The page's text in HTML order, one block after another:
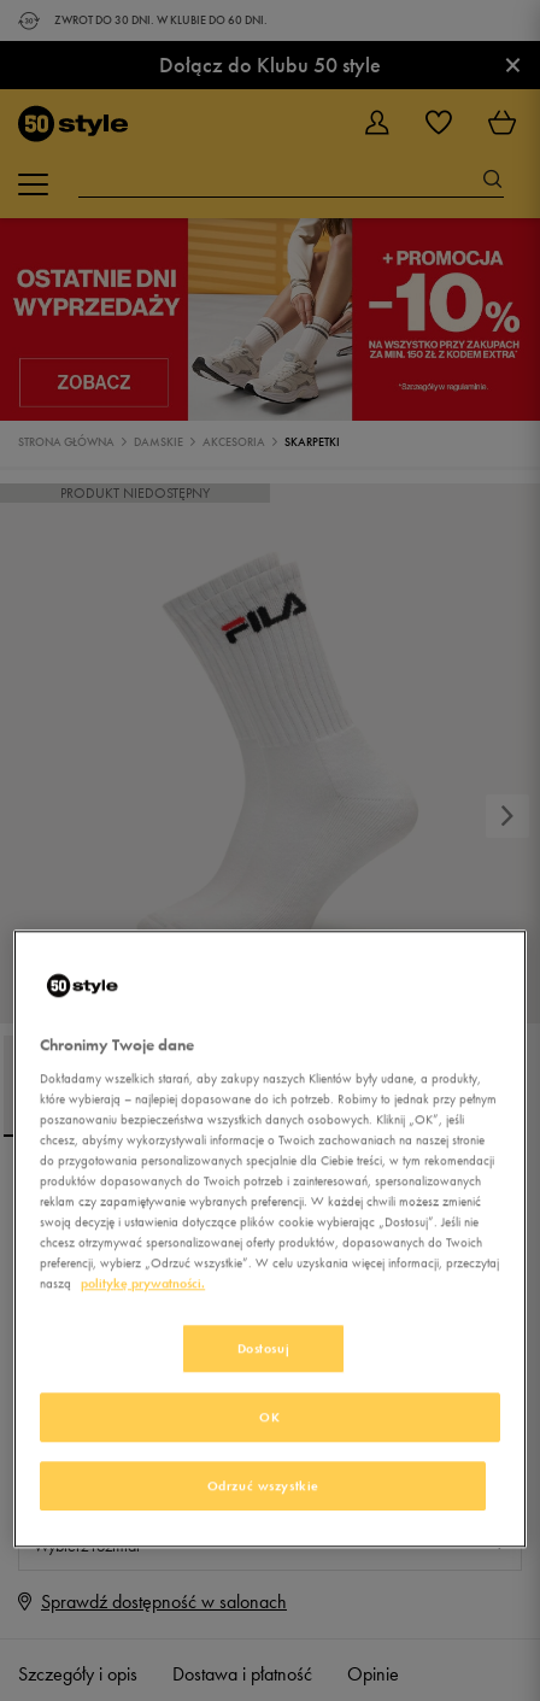
ZWROT DO 30 DNI. W KLUBIE DO 60 DNI.
Dołącz do Klubu 50 style ×
STRONA GŁÓWNA DAMSKIE AKCESORIA SKARPETKI
PRODUKT NIEDOSTĘPNY
FILA SKARPETY F4401300
5.0( 5 )
zł z Vat
KLUBIE 50 STYLE
Produkt niedostępny
Jeśli artykuł będzie ponownie dostępny, otrzymasz od nas powiadomienie.
Wybierz rozmiar
Rozmiary EU
35-38
Sprawdź dostępność w salonach
Szczegóły i opis Dostawa i płatność Opinie
Chronimy Twoje dane
Dokładamy wszelkich starań, aby zakupy naszych Klientów były udane, a produkty,
które wybierają – najlepiej dopasowane do ich potrzeb. Robimy to jednak przy pełnym
poszanowaniu bezpieczeństwa wszystkich danych osobowych. Kliknij „OK”, jeśli
chcesz, abyśmy wykorzystywali informacje o Twoich zachowaniach na naszej stronie
do przygotowania personalizowanych specjalnie dla Ciebie treści, w tym rekomendacji
produktów dopasowanych do Twoich potrzeb i zainteresowań, spersonalizowanych
reklam czy zapamiętywanie wybranych preferencji. W każdej chwili możesz zmienić
swoją decyzję i ustawienia dotyczące plików cookie wybierając „Dostosuj”. Jeśli nie
chcesz otrzymywać spersonalizowanej oferty produktów, dopasowanych do Twoich
preferencji, wybierz „Odrzuć wszystkie”. W celu uzyskania więcej informacji, przeczytaj
naszą
politykę prywatności.
Dostosuj
Odrzuć wszystkie
OK